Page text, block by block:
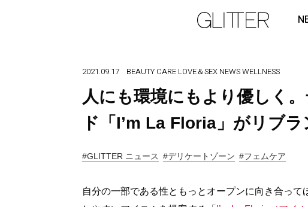
2021.09.17 BEAUTY CARE LOVE＆SEX NEWSWELLNESS
人にも環境にもより優しく
ド「I’m La Floria」がリブラ
#GLITTER ニュース #デリケートゾーン #フェムケア
自分の一部である性ともっとオープンに向き合っ